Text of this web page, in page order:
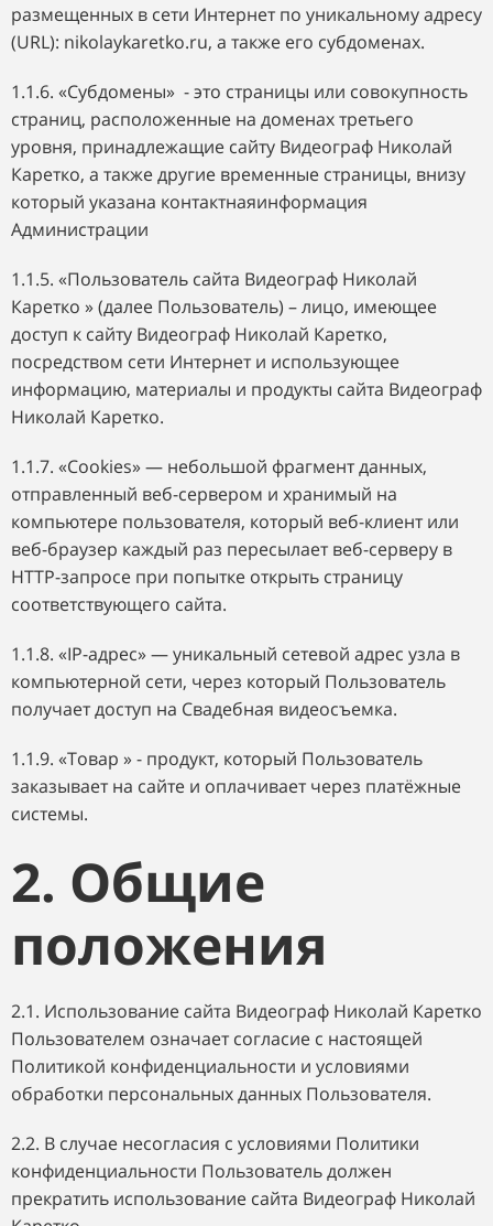
размещенных в сети Интернет по уникальному адресу
(URL): nikolaykaretko.ru, а также его субдоменах.
1.1.6. «Субдомены» - это страницы или совокупность
страниц, расположенные на доменах третьего
уровня, принадлежащие сайту Видеограф Николай
Каретко, а также другие временные страницы, внизу
который указана контактнаяинформация
Администрации
1.1.5. «Пользователь сайта Видеограф Николай
Каретко » (далее Пользователь) – лицо, имеющее
доступ к сайту Видеограф Николай Каретко,
посредством сети Интернет и использующее
информацию, материалы и продукты сайта Видеограф
Николай Каретко.
1.1.7. «Cookies» — небольшой фрагмент данных,
отправленный веб-сервером и хранимый на
компьютере пользователя, который веб-клиент или
веб-браузер каждый раз пересылает веб-серверу в
HTTP-запросе при попытке открыть страницу
соответствующего сайта.
1.1.8. «IP-адрес» — уникальный сетевой адрес узла в
компьютерной сети, через который Пользователь
получает доступ на Свадебная видеосъемка.
1.1.9. «Товар » - продукт, который Пользователь
заказывает на сайте и оплачивает через платёжные
системы.
2. Общие
положения
2.1. Использование сайта Видеограф Николай Каретко
Пользователем означает согласие с настоящей
Политикой конфиденциальности и условиями
обработки персональных данных Пользователя.
2.2. В случае несогласия с условиями Политики
конфиденциальности Пользователь должен
прекратить использование сайта Видеограф Николай